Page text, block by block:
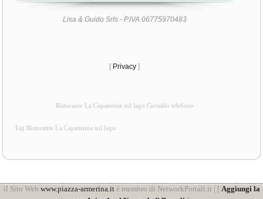
Lisa & Guido Srls - P.IVA 06775970483
[ Privacy ]
Ristorante La Capannina sul lago Certaldo telefono
Tag Ristorante La Capannina sul lago
il Sito Web www.piazza-armerina.itè membro di NetworkPortali.it | [ Aggiungi la